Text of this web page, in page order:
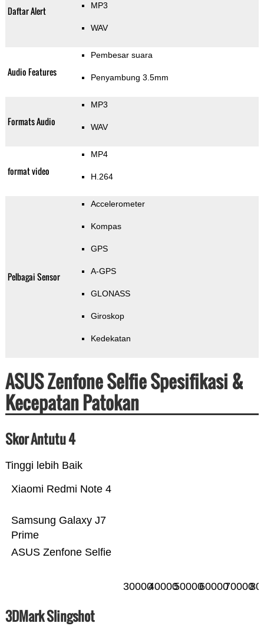
Daftar Alert MP3
WAV
Audio Features
Pembesar suara
Penyambung 3.5mm
Formats Audio
MP3
WAV
format video
MP4
H.264
Pelbagai Sensor
Accelerometer
Kompas
GPS
A-GPS
GLONASS
Giroskop
Kedekatan
ASUS Zenfone Selfie Spesifikasi &
Kecepatan Patokan
Skor Antutu 4
Tinggi lebih Baik
ASUS Zenfone Selfie
Samsung Galaxy J7
Prime
Xiaomi Redmi Note 4
3000040000500006000070000
3DMark Slingshot